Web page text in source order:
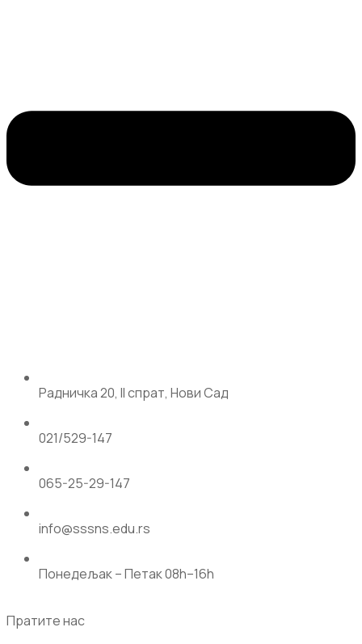
Радничка 20, II спрат, Нови Сад
021/529-147
065-25-29-147
info@sssns.edu.rs
Понедељак – Петак 08h–16h
Пратите нас